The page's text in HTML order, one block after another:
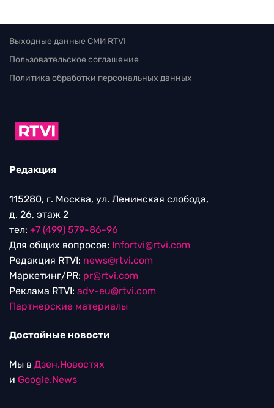
Выходные данные СМИ RTVI
Пользовательское соглашение
Политика обработки персональных данных
Редакция
115280, г. Москва, ул. Ленинская слобода,
д. 26, этаж 2
тел: +7 (499) 579-86-96
Для общих вопросов: Infortvi@rtvi.com
Редакция RTVI: news@rtvi.com
Маркетинг/PR: pr@rtvi.com
Реклама RTVI: adv-eu@rtvi.com
Партнерские материалы
Достойные новости
Мы в Дзен.Новостях
и Google.News